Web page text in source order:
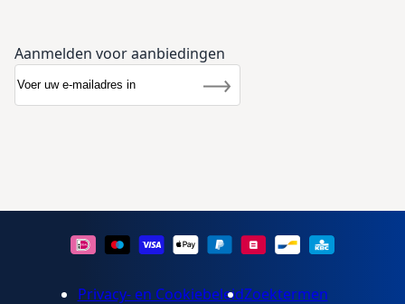
Aanmelden voor aanbiedingen
Nieuwsbrief
Inschrijven
Privacy- en CookiebeleidZoektermen